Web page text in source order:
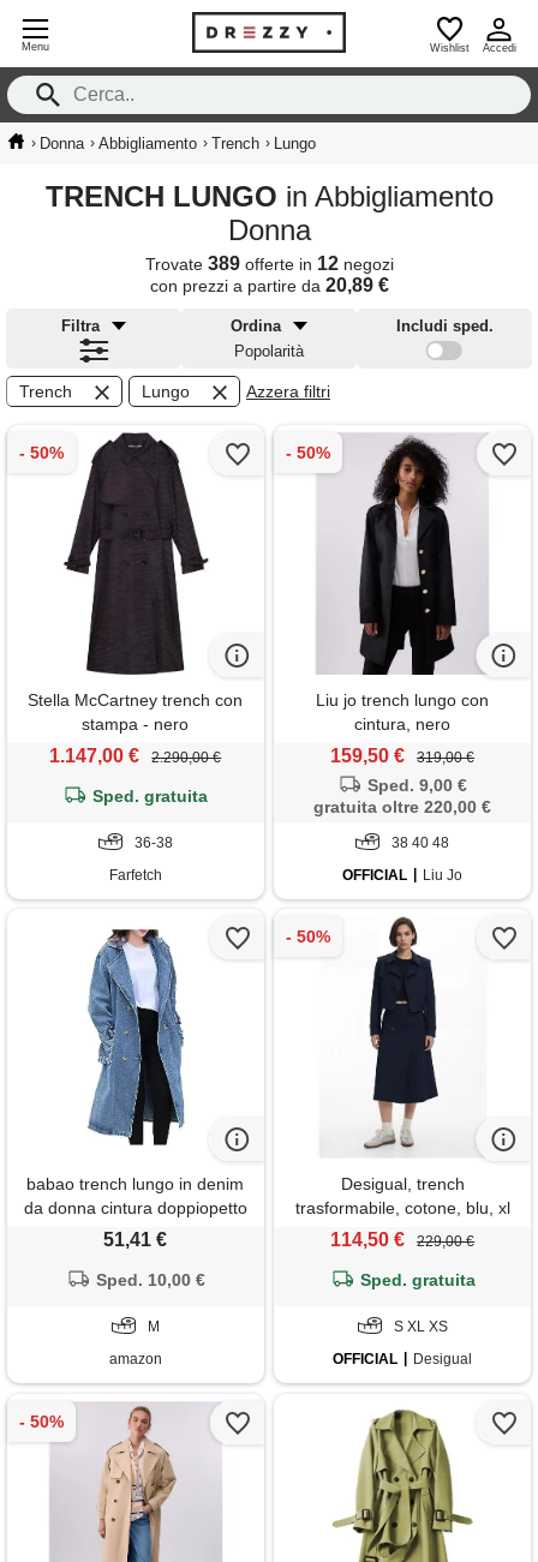
Menu Wishlist Accedi
› Donna › Abbigliamento › Trench › Lungo
TRENCH LUNGO in Abbigliamento
Donna
Trovate 389offerte in 12negozi
con prezzi a partire da 20,89 €
Filtra
Ordina
Popolarità
Includi sped.
Trench Lungo Azzera filtri
Stella McCartney trench con
stampa - nero
1.147,00 € 2.290,00 €
Sped. gratuita
36-38
Farfetch
Liu jo trench lungo con
cintura, nero
159,50 € 319,00 €
Sped. 9,00 €
gratuita oltre 220,00 €
38 40 48
OFFICIAL
Liu Jo
babao trench lungo in denim
da donna cintura doppiopetto
cappotto lungo in jeans
risvolto
51,41 €
Sped. 10,00 €
M
amazon
Desigual, trench
trasformabile, cotone, blu, xl
114,50 € 229,00 €
Sped. gratuita
S XL XS
OFFICIAL
Desigual